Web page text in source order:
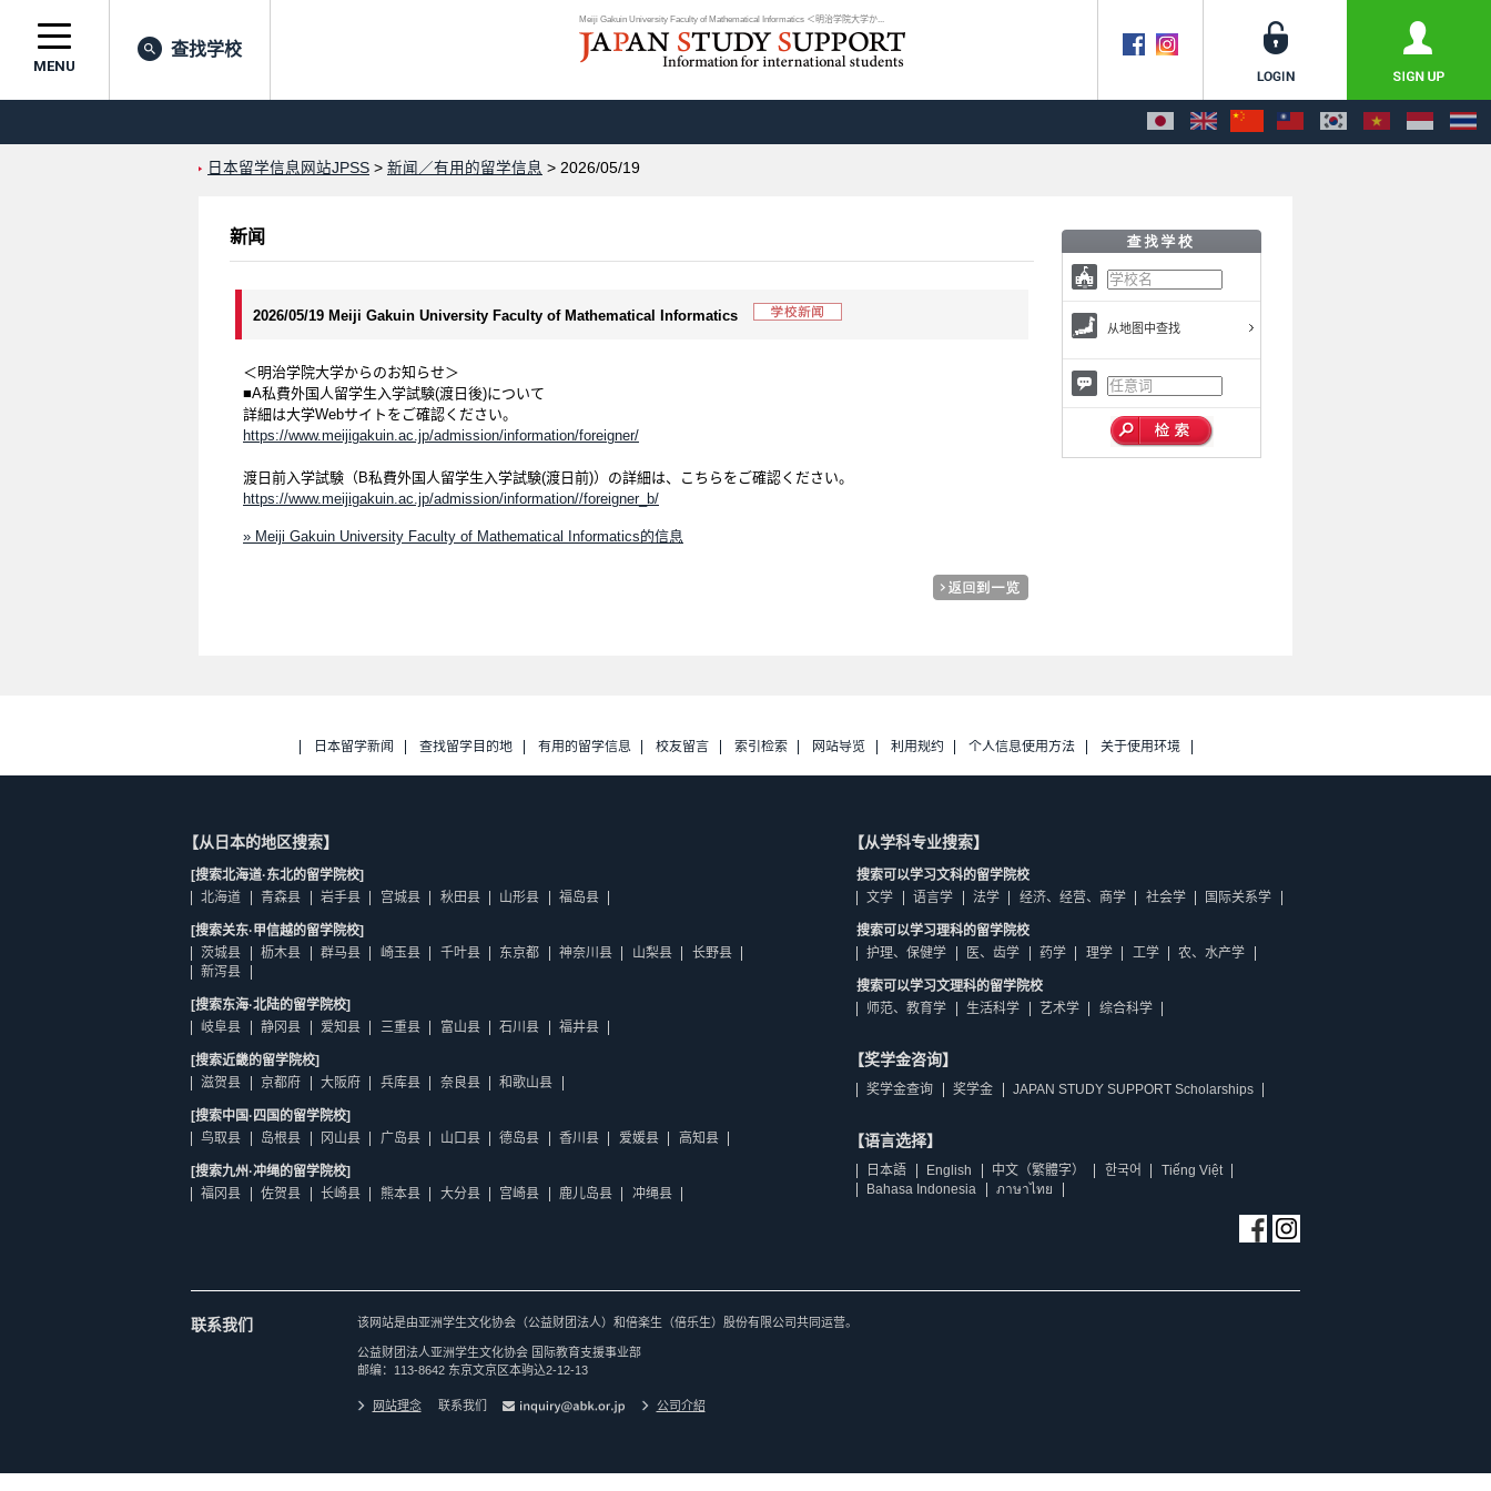
Meiji Gakuin University Faculty of Mathematical Informatics ＜明治学院大学か...
MENU
查找学校
日本留学信息网站JPSS > 新闻／有用的留学信息 > 2026/05/19
新闻
2026/05/19 Meiji Gakuin University Faculty of Mathematical Informatics
＜明治学院大学からのお知らせ＞
■A私費外国人留学生入学試験(渡日後)について
詳細は大学Webサイトをご確認ください。
https://www.meijigakuin.ac.jp/admission/information/foreigner/
渡日前入学試験（B私費外国人留学生入学試験(渡日前)）の詳細は、こちらをご確認ください。
https://www.meijigakuin.ac.jp/admission/information//foreigner_b/
» Meiji Gakuin University Faculty of Mathematical Informatics的信息
从地图中查找
日本留学新闻 查找留学目的地 有用的留学信息 校友留言 索引检索 网站导览 利用规约 个人信息使用方法 关于使用环境
【从日本的地区搜索】
[搜索北海道·东北的留学院校]
北海道
青森县 岩手县 宫城县 秋田县 山形县 福岛县
[搜索关东·甲信越的留学院校]
茨城县
枥木县 群马县 崎玉县 千叶县 东京都 神奈川县 山梨县
长野县
新泻县
[搜索东海·北陆的留学院校]
岐阜县
静冈县 爱知县 三重县 富山县 石川县 福井县
[搜索近畿的留学院校]
滋贺县
京都府 大阪府 兵库县 奈良县 和歌山县
[搜索中国·四国的留学院校]
鸟取县
岛根县 冈山县 广岛县 山口县 德岛县 香川县 爱媛县 高知县
[搜索九州·冲绳的留学院校]
福冈县
佐贺县 长崎县 熊本县 大分县 宫崎县 鹿儿岛县 冲绳县
【从学科专业搜索】
搜索可以学习文科的留学院校
文学
语言学 法学 经济、经营、商学 社会学 国际关系学
搜索可以学习理科的留学院校
护理、保健学
医、齿学 药学 理学 工学 农、水产学
搜索可以学习文理科的留学院校
师范、教育学
生活科学 艺术学 综合科学
【奖学金咨询】
奖学金查询 奖学金 JAPAN STUDY SUPPORT Scholarships
【语言选择】
日本語 English 中文（繁體字） 한국어
Tiếng Việt
Bahasa Indonesia
ภาษาไทย
联系我们 该网站是由亚洲学生文化协会（公益财团法人）和倍楽生（倍乐生）股份有限公司共同运营。
公益财团法人亚洲学生文化协会 国际教育支援事业部
邮编：113-8642 东京文京区本驹込2-12-13
网站理念 联系我们 公司介紹